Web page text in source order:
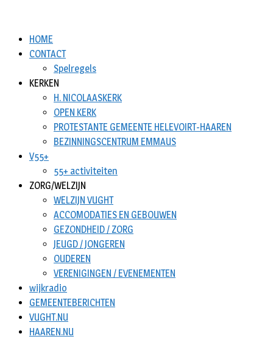
HOME
CONTACT
Spelregels
KERKEN
H. NICOLAASKERK
OPEN KERK
PROTESTANTE GEMEENTE HELEVOIRT-HAAREN
BEZINNINGSCENTRUM EMMAUS
V55+
55+ activiteiten
ZORG/WELZIJN
WELZIJN VUGHT
ACCOMODATIES EN GEBOUWEN
GEZONDHEID / ZORG
JEUGD / JONGEREN
OUDEREN
VERENIGINGEN / EVENEMENTEN
wijkradio
GEMEENTEBERICHTEN
VUGHT.NU
HAAREN.NU